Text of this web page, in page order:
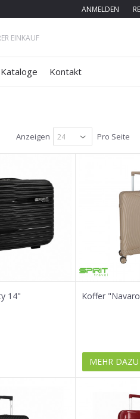
ANMELDEN
EINKAUF
Kataloge Kontakt
Anzeigen Pro Seite
14" Koffer
MEHR DAZU